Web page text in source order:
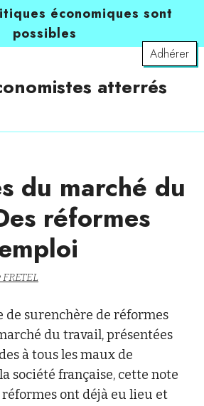
économiques sont
possibles
Adhérer
atterrés
du marché du
réformes
de surenchère de réformes
du travail, présentées
à tous les maux de
société française, cette note
ont déjà eu lieu et